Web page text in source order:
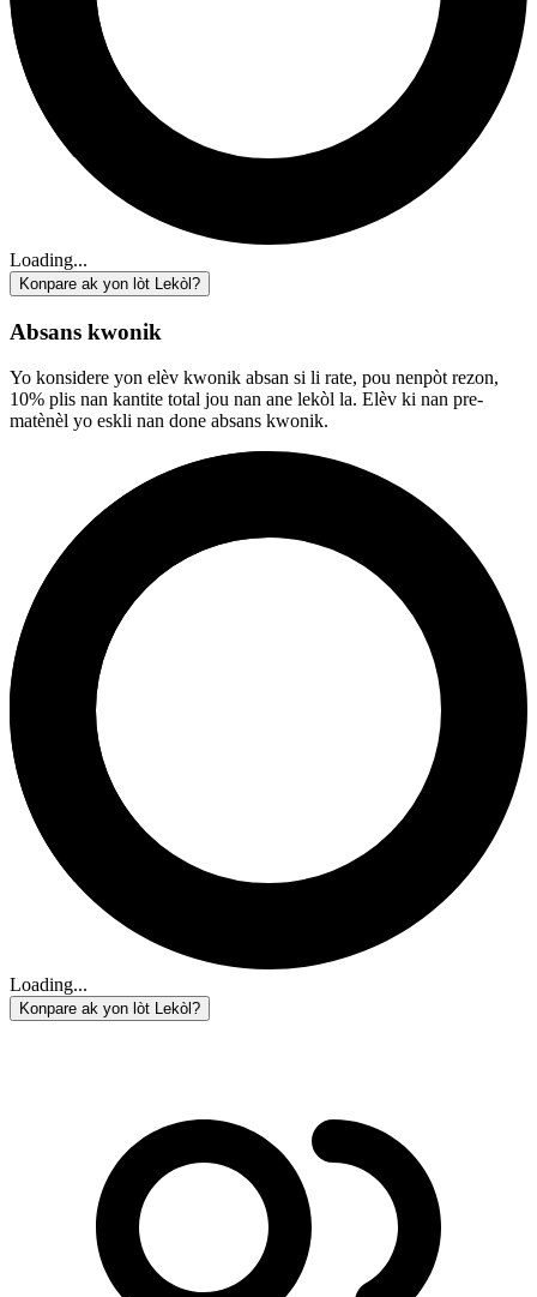
Loading...
Konpare ak yon lòt Lekòl?
Absans kwonik
Yo konsidere yon elèv kwonik absan si li rate, pou nenpòt rezon,
10% plis nan kantite total jou nan ane lekòl la. Elèv ki nan pre-
matènèl yo eskli nan done absans kwonik.
Loading...
Konpare ak yon lòt Lekòl?